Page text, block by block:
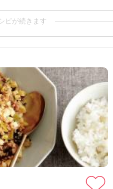
ピが続きます